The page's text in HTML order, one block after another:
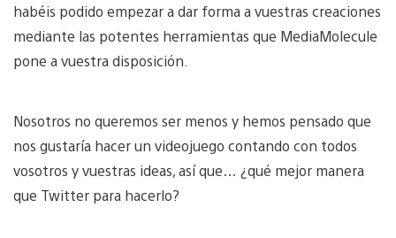
habéis podido empezar a dar forma a vuestras creaciones
mediante las potentes herramientas que MediaMolecule
pone a vuestra disposición.
Nosotros no queremos ser menos y hemos pensado que
nos gustaría hacer un videojuego contando con todos
vosotros y vuestras ideas, así que… ¿qué mejor manera
que Twitter para hacerlo?